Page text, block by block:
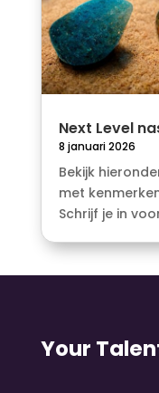
Next Level
8 januari 2026
Bekijk
met
Schrijf je in
Your